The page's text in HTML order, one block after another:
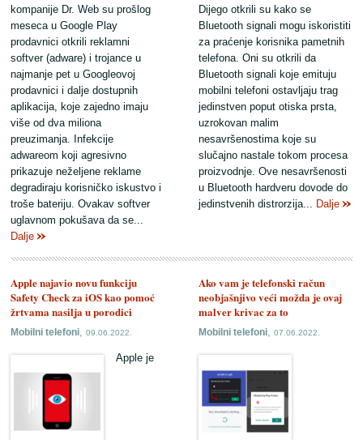
Dijego otkrili su kako se
Bluetooth signali mogu iskoristiti
za praćenje korisnika pametnih
telefona. Oni su otkrili da
Bluetooth signali koje emituju
mobilni telefoni ostavljaju trag
jedinstven poput otiska prsta,
uzrokovan malim
nesavršenostima koje su
slučajno nastale tokom procesa
proizvodnje. Ove nesavršenosti
u Bluetooth hardveru dovode do
jedinstvenih distrorzija... Dalje
kompanije Dr. Web su prošlog
meseca u Google Play
prodavnici otkrili reklamni
softver (adware) i trojance u
najmanje pet u Googleovoj
prodavnici i dalje dostupnih
aplikacija, koje zajedno imaju
više od dva miliona
preuzimanja. Infekcije
adwareom koji agresivno
prikazuje neželjene reklame
degradiraju korisničko iskustvo i
troše bateriju. Ovakav softver
uglavnom pokušava da se...
Dalje
Ako vam je telefonski račun
neobjašnjivo veći možda je ovaj
malver krivac za to
Mobilni telefoni,07.06.2022.
Apple najavio novu funkciju
Safety Check za iOS kao pomoć
žrtvama nasilja u porodici
Mobilni telefoni,09.06.2022.
Apple je